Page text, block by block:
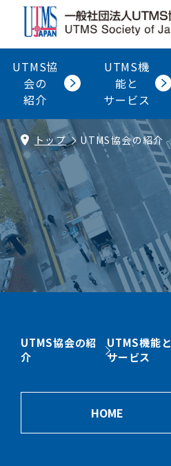
UTMS協
会の
紹介
UTMS機
能と
サービス
トップ UTMS協会の紹介
UTMS協会の紹
介
UTMS機能と
サービス
HOME